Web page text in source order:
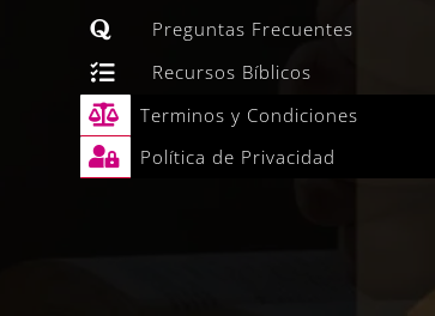
 Preguntas Frecuentes
 Recursos Bíblicos
 Terminos y Condiciones
 Política de Privacidad